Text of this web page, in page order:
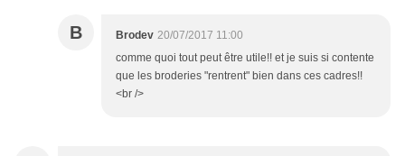
B Brodev 20/07/2017 11:00
comme quoi tout peut être utile!! et je suis si contente
que les broderies "rentrent" bien dans ces cadres!!
<br />